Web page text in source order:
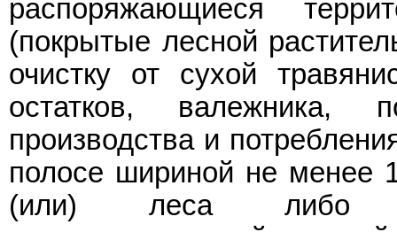
распоряжающиеся
(покрытые лесной
очистку от сухой
остатков, валежника,
производства и
полосе шириной не менее
(или) леса либо